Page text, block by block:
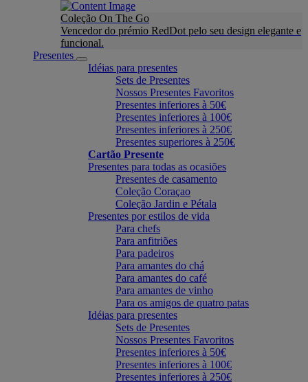
Coleção On The Go
Vencedor do prémio RedDot pelo seu design elegante e
funcional.
Presentes
Idéias para presentes
Sets de Presentes
Nossos Presentes Favoritos
Presentes inferiores à 50€
Presentes inferiores à 100€
Presentes inferiores à 250€
Presentes superiores à 250€
Cartão Presente
Presentes para todas as ocasiões
Presentes de casamento
Coleção Coraçao
Coleção Jardin e Pétala
Presentes por estilos de vida
Para chefs
Para anfitriões
Para padeiros
Para amantes do chá
Para amantes do café
Para amantes de vinho
Para os amigos de quatro patas
Idéias para presentes
Sets de Presentes
Nossos Presentes Favoritos
Presentes inferiores à 50€
Presentes inferiores à 100€
Presentes inferiores à 250€